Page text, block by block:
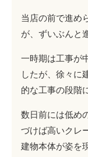
当店の前で進め
が、ずいぶんと
一時期は工事が
したが、徐々に
的な工事の段階
数日前には低め
づけば高いクレ
建物本体が姿を